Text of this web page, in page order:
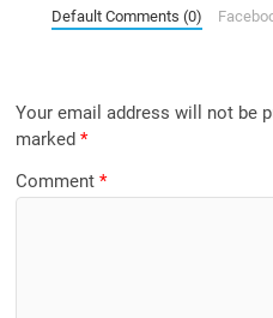
Default Comments (0)
Your email address will not be
marked*
Comment*